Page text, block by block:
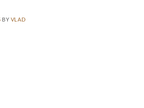
BY VLAD